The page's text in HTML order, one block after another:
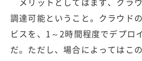
調達可能ということ。クラウド
ビスを、1～2時間程度でデプロ
だ。ただし、場合によってはこ